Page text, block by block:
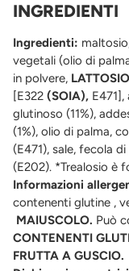
INGREDIENTI
Ingredienti:
vegetali (olio di
in polvere,
[E322 (SOIA),
glutinoso (11%),
(1%), olio di palma,
(E471), sale, fecola
(E202). *Trealosio è
Informazioni
contenenti glutine ,
MAIUSCOLO. Può
CONTENENTI
FRUTTA A GUSCIO.